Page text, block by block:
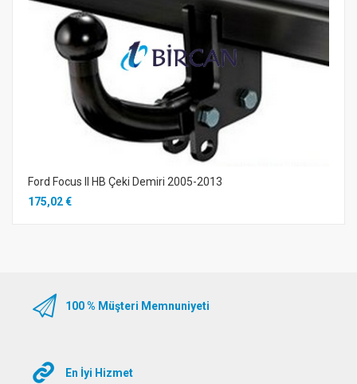
Ford Focus II HB Çeki Demiri 2005-2013
175,02 €
100 % Müşteri Memnuniyeti
En İyi Hizmet